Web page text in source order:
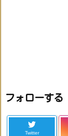
フォローする
Twitter